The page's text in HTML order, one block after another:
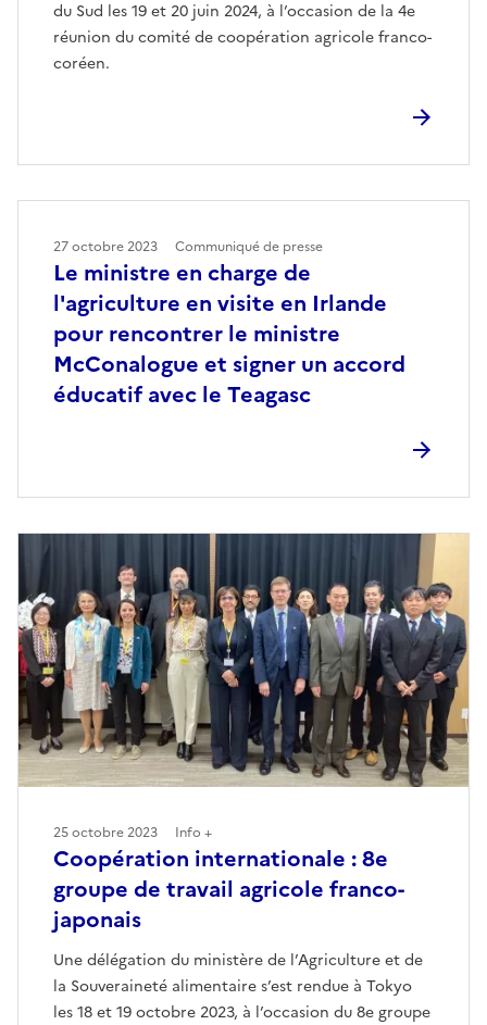
du Sud les 19 et 20 juin 2024, à l’occasion de la 4e
réunion du comité de coopération agricole franco-
coréen.
Le ministre en charge de
l'agriculture en visite en Irlande
pour rencontrer le ministre
McConalogue et signer un accord
éducatif avec le Teagasc
27 octobre 2023 Communiqué de presse
Coopération internationale : 8e
groupe de travail agricole franco-
japonais
Une délégation du ministère de l’Agriculture et de
la Souveraineté alimentaire s’est rendue à Tokyo
les 18 et 19 octobre 2023, à l’occasion du 8e groupe
25 octobre 2023 Info +